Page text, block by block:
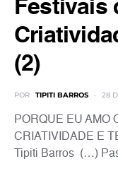
Festivais
(2)
POR TIPITI BARROS 28
PORQUE EU AMO
CRIATIVIDADE E
Tipiti Barros (…)